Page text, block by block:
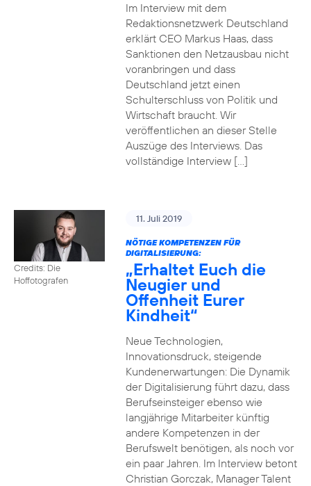
Im Interview mit dem
Redaktionsnetzwerk Deutschland
erklärt CEO Markus Haas, dass
Sanktionen den Netzausbau nicht
voranbringen und dass
Deutschland jetzt einen
Schulterschluss von Politik und
Wirtschaft braucht. Wir
veröffentlichen an dieser Stelle
Auszüge des Interviews. Das
vollständige Interview […]
Credits: Die
Hoffotografen
11. Juli 2019
NÖTIGE KOMPETENZEN FÜR
DIGITALISIERUNG:
„Erhaltet Euch die
Neugier und
Offenheit Eurer
Kindheit“
Neue Technologien,
Innovationsdruck, steigende
Kundenerwartungen: Die Dynamik
der Digitalisierung führt dazu, dass
Berufseinsteiger ebenso wie
langjährige Mitarbeiter künftig
andere Kompetenzen in der
Berufswelt benötigen, als noch vor
ein paar Jahren. Im Interview betont
Christian Gorczak, Manager Talent